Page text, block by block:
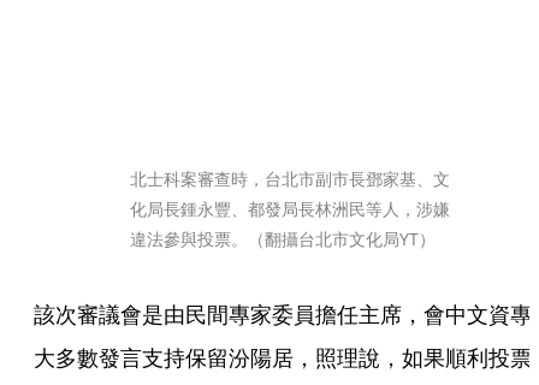
北士科案審查時，台北市副市長鄧家基、文
化局長鍾永豐、都發局長林洲民等人，涉嫌
違法參與投票。（翻攝台北市文化局YT）
該次審議會是由民間專家委員擔任主席，會中文資專
大多數發言支持保留汾陽居，照理說，如果順利投票